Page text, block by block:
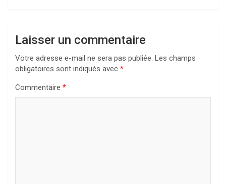
Laisser un commentaire
Votre adresse e-mail ne sera pas publiée. Les champs
obligatoires sont indiqués avec *
Commentaire *